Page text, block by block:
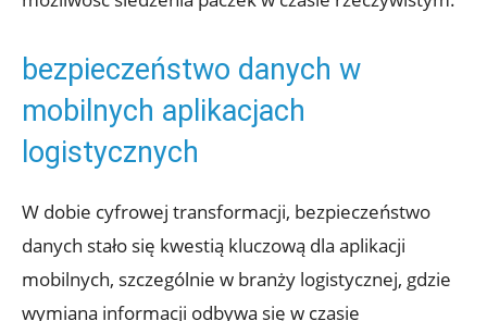
bezpieczeństwo danych w
mobilnych aplikacjach
logistycznych
W dobie cyfrowej transformacji, bezpieczeństwo
danych stało się⁢ kwestią ⁤kluczową dla aplikacji
mobilnych, szczególnie w branży logistycznej, gdzie
wymiana ‌informacji odbywa się w czasie